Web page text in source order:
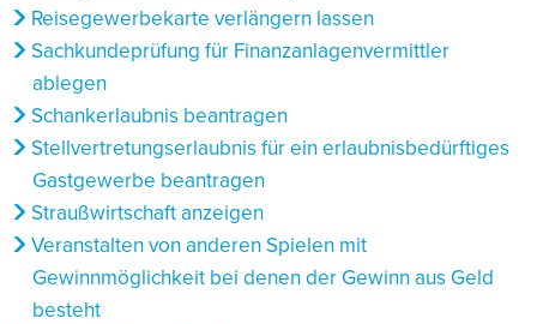
Reisegewerbekarte verlängern lassen
Sachkundeprüfung für Finanzanlagenvermittler
ablegen
Schankerlaubnis beantragen
Stellvertretungserlaubnis für ein erlaubnisbedürftiges
Gastgewerbe beantragen
Straußwirtschaft anzeigen
Veranstalten von anderen Spielen mit
Gewinnmöglichkeit bei denen der Gewinn aus Geld
besteht